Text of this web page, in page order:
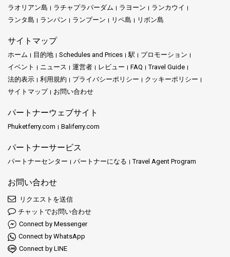
ラオリアン島
ラチャプラパーダム ラヨーン
ランカウイ
ランタ島
ランパン ランプーン リペ島 リボン島
サイトマップ
ホーム 目的地 Schedules and Prices 駅
プロモーション
イベント
ニュース 運営者 レビュー FAQ
Travel Guide
法的表示
利用規約 プライバシーポリシー
クッキーポリシー
サイトマップ
お問い合わせ
パートナーウェブサイト
Phuketferry.com Baliferry.com
パートナーサービス
パートナーセンター パートナーになる Travel Agent Program
お問い合わせ
リクエストを送信
チャットでお問い合わせ
Connect by Messenger
Connect by WhatsApp
Connect by LINE